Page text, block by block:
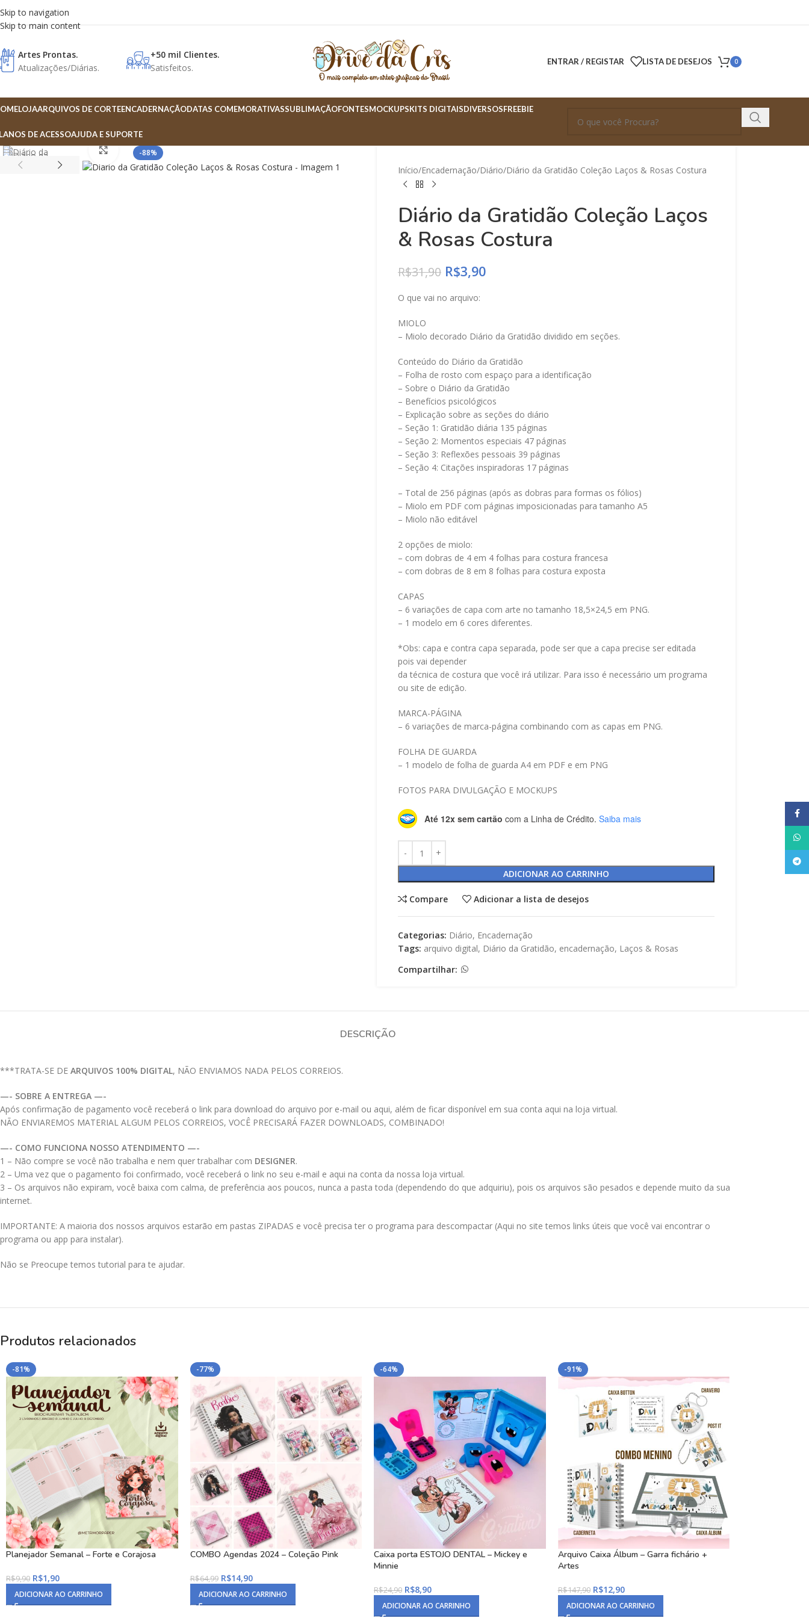
Skip to navigation
Skip to main content
Artes Prontas.
Atualizações/Diárias.
+50 mil Clientes.
Satisfeitos.
ENTRAR / REGISTAR LISTA DE DESEJOS 0
LOJAARQUIVOS DE CORTEENCADERNAÇÃODATAS COMEMORATIVASSUBLIMAÇÃOFONTESMOCKUPSKITS DIGITAISDIVERSOSFREEBIE
DE ACESSOAJUDA E SUPORTE
-88%
Click to enlarge
Início Encadernação Diário Diário da Gratidão Coleção Laços & Rosas Costura
Diário da Gratidão Coleção Laços
& Rosas Costura
R$31,90 R$3,90
O que vai no arquivo:
MIOLO
– Miolo decorado Diário da Gratidão dividido em seções.
Conteúdo do Diário da Gratidão
– Folha de rosto com espaço para a identificação
– Sobre o Diário da Gratidão
– Benefícios psicológicos
– Explicação sobre as seções do diário
– Seção 1: Gratidão diária 135 páginas
– Seção 2: Momentos especiais 47 páginas
– Seção 3: Reflexões pessoais 39 páginas
– Seção 4: Citações inspiradoras 17 páginas
– Total de 256 páginas (após as dobras para formas os fólios)
– Miolo em PDF com páginas imposicionadas para tamanho A5
– Miolo não editável
2 opções de miolo:
– com dobras de 4 em 4 folhas para costura francesa
– com dobras de 8 em 8 folhas para costura exposta
CAPAS
– 6 variações de capa com arte no tamanho 18,5×24,5 em PNG.
– 1 modelo em 6 cores diferentes.
*Obs: capa e contra capa separada, pode ser que a capa precise ser editada
pois vai depender
da técnica de costura que você irá utilizar. Para isso é necessário um programa
ou site de edição.
MARCA-PÁGINA
– 6 variações de marca-página combinando com as capas em PNG.
FOLHA DE GUARDA
– 1 modelo de folha de guarda A4 em PDF e em PNG
FOTOS PARA DIVULGAÇÃO E MOCKUPS
Até 12x sem cartão com a Linha de Crédito. Saiba mais
ADICIONAR AO CARRINHO
Compare Adicionar a lista de desejos
Categorias: Diário, Encadernação
Tags: arquivo digital, Diário da Gratidão, encadernação, Laços & Rosas
Compartilhar:
DESCRIÇÃO
***TRATA-SE DE ARQUIVOS 100% DIGITAL, NÃO ENVIAMOS NADA PELOS CORREIOS.
—- SOBRE A ENTREGA —-
Após confirmação de pagamento você receberá o link para download do arquivo por e-mail ou aqui, além de ficar disponível em sua conta aqui na loja virtual.
NÃO ENVIAREMOS MATERIAL ALGUM PELOS CORREIOS, VOCÊ PRECISARÁ FAZER DOWNLOADS, COMBINADO!
—- COMO FUNCIONA NOSSO ATENDIMENTO —-
1 – Não compre se você não trabalha e nem quer trabalhar com DESIGNER.
2 – Uma vez que o pagamento foi confirmado, você receberá o link no seu e-mail e aqui na conta da nossa loja virtual.
3 – Os arquivos não expiram, você baixa com calma, de preferência aos poucos, nunca a pasta toda (dependendo do que adquiriu), pois os arquivos são pesados e depende muito da sua
internet.
IMPORTANTE: A maioria dos nossos arquivos estarão em pastas ZIPADAS e você precisa ter o programa para descompactar (Aqui no site temos links úteis que você vai encontrar o
programa ou app para instalar).
Não se Preocupe temos tutorial para te ajudar.
Produtos relacionados
-81%
Planejador Semanal – Forte e Corajosa
R$9,90 R$1,90
ADICIONAR AO CARRINHO
-77%
COMBO Agendas 2024 – Coleção Pink
R$64,99 R$14,90
ADICIONAR AO CARRINHO
-64%
Caixa porta ESTOJO DENTAL – Mickey e
Minnie
R$24,90 R$8,90
ADICIONAR AO CARRINHO
-91%
Arquivo Caixa Álbum – Garra fichário +
Artes
R$147,90 R$12,90
ADICIONAR AO CARRINHO